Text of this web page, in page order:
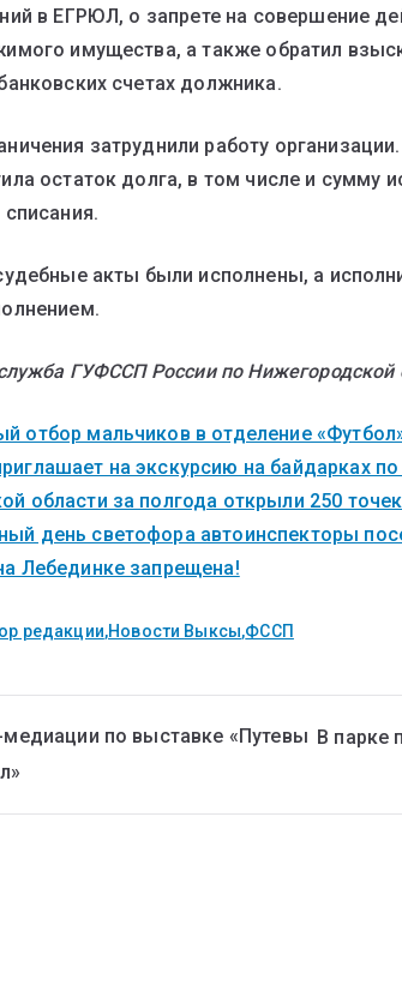
в ЕГРЮЛ, о запрете на совершение
имущества, а также обратил
счетах должника.
затруднили работу
остаток долга, в том числе и сумму
акты были исполнены, а
ГУФССП России по Нижегородской
отбор мальчиков в отделение
на экскурсию на байдарках
области за полгода открыли 250
день светофора автоинспекторы
Лебединке запрещена!
редакции,Новости Выксы,ФССП
по выставке «Путевы В парке